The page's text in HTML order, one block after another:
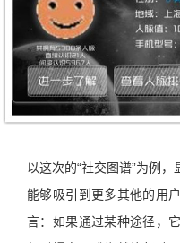
以这次的“社交图谱”为例，
能够吸引到更多其他的用
言：如果通过某种途径，